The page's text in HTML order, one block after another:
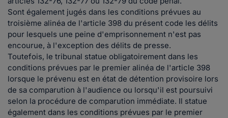
Sont également jugés dans les conditions prévues au
troisième alinéa de l'article 398 du présent code les délits
pour lesquels une peine d'emprisonnement n'est pas
encourue, à l'exception des délits de presse.
Toutefois, le tribunal statue obligatoirement dans les
conditions prévues par le premier alinéa de l'article 398
lorsque le prévenu est en état de détention provisoire lors
de sa comparution à l'audience ou lorsqu'il est poursuivi
selon la procédure de comparution immédiate. Il statue
également dans les conditions prévues par le premier